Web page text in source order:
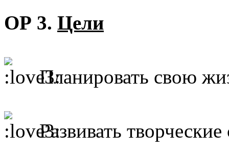
ОР 3. Цели
Планировать свою
Развивать